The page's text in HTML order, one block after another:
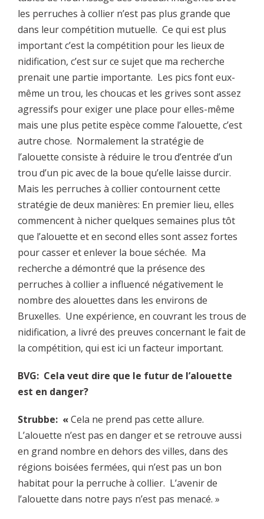
les perruches à collier n’est pas plus grande que
dans leur compétition mutuelle. Ce qui est plus
important c’est la compétition pour les lieux de
nidification, c’est sur ce sujet que ma recherche
prenait une partie importante. Les pics font eux-
même un trou, les choucas et les grives sont assez
agressifs pour exiger une place pour elles-même
mais une plus petite espèce comme l’alouette, c’est
autre chose. Normalement la stratégie de
l’alouette consiste à réduire le trou d’entrée d’un
trou d’un pic avec de la boue qu’elle laisse durcir.
Mais les perruches à collier contournent cette
stratégie de deux manières: En premier lieu, elles
commencent à nicher quelques semaines plus tôt
que l’alouette et en second elles sont assez fortes
pour casser et enlever la boue séchée. Ma
recherche a démontré que la présence des
perruches à collier a influencé négativement le
nombre des alouettes dans les environs de
Bruxelles. Une expérience, en couvrant les trous de
nidification, a livré des preuves concernant le fait de
la compétition, qui est ici un facteur important.
BVG: Cela veut dire que le futur de l’alouette
est en danger?
Strubbe: «Cela ne prend pas cette allure.
L’alouette n’est pas en danger et se retrouve aussi
en grand nombre en dehors des villes, dans des
régions boisées fermées, qui n’est pas un bon
habitat pour la perruche à collier. L’avenir de
l’alouette dans notre pays n’est pas menacé. »